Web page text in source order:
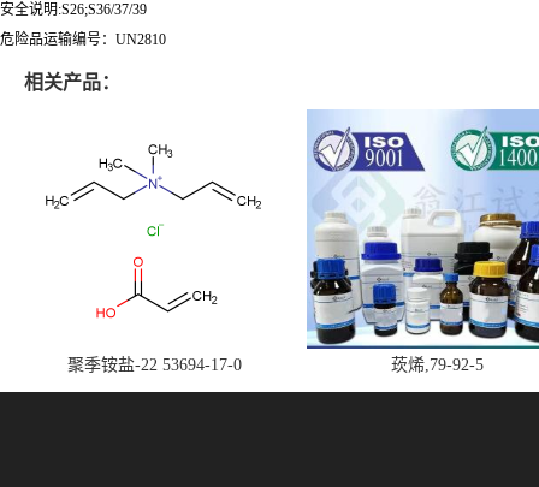
安全说明:S26;S36/37/39
危险品运输编号：UN2810
相关产品：
聚季铵盐-22 53694-17-0 莰烯,79-92-5